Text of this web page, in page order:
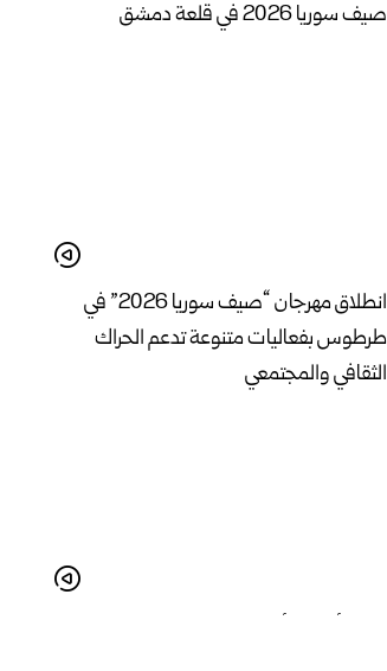
صيف سوريا 2026 في قلعة دمشق
انطلاق مهرجان “صيف سوريا 2026” في
طرطوس بفعاليات متنوعة تدعم الحراك
الثقافي والمجتمعي